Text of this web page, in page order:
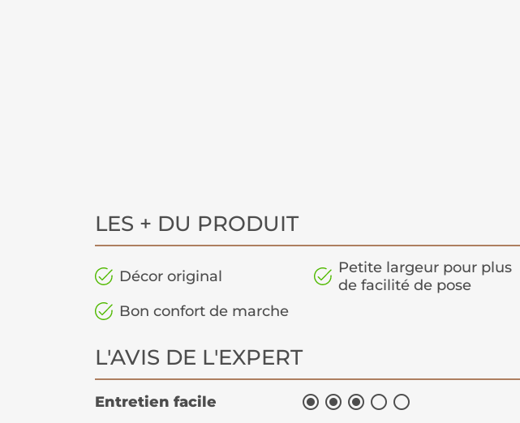
LES + DU PRODUIT
Décor original
Petite largeur pour plus
de facilité de pose
Bon confort de marche
L'AVIS DE L'EXPERT
Entretien facile     